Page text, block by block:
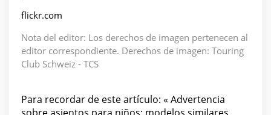
flickr.com
Nota del editor: Los derechos de imagen pertenecen al
editor correspondiente. Derechos de imagen: Touring
Club Schweiz - TCS
Para recordar de este artículo: « Advertencia